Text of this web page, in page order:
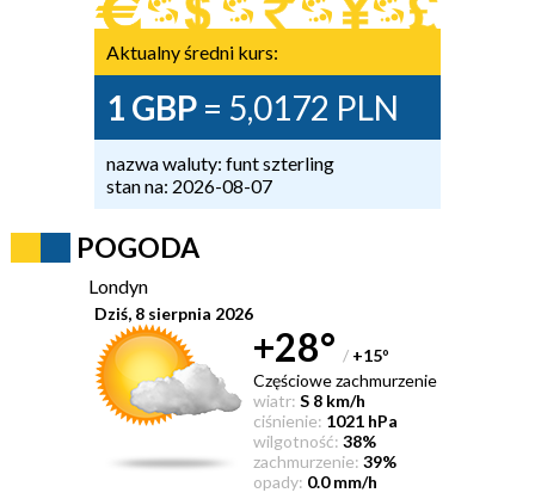
Aktualny średni kurs:
1 GBP= 5,0172 PLN
nazwa waluty: funt szterling
stan na: 2026-08-07
POGODA
Londyn
Dziś, 8 sierpnia 2026
+28° / +15°
Częściowe zachmurzenie
wiatr: S 8 km/h
ciśnienie: 1021 hPa
wilgotność: 38%
zachmurzenie: 39%
opady: 0.0 mm/h